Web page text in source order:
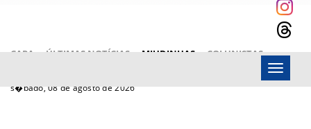
CAPA ÚLTIMAS NOTÍCIAS MIUDINHAS
COLUNISTAS
s�bado, 08 de agosto de 2026
Menu